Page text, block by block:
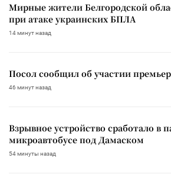
Мирные жители Белгородской
при атаке украинских БПЛА
14 минут назад
Посол сообщил об участии
46 минут назад
Взрывное устройство сработало в
микроавтобусе под Дамаском
54 минуты назад